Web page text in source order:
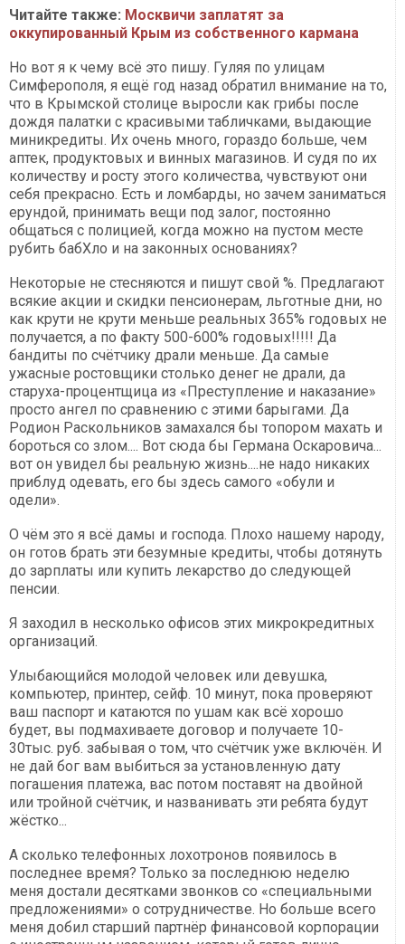
Читайте также: Москвичи заплатят за
оккупированный Крым из собственного кармана
Но вот я к чему всё это пишу. Гуляя по улицам
Симферополя, я ещё год назад обратил внимание на то,
что в Крымской столице выросли как грибы после
дождя палатки с красивыми табличками, выдающие
миникредиты. Их очень много, гораздо больше, чем
аптек, продуктовых и винных магазинов. И судя по их
количеству и росту этого количества, чувствуют они
себя прекрасно. Есть и ломбарды, но зачем заниматься
ерундой, принимать вещи под залог, постоянно
общаться с полицией, когда можно на пустом месте
рубить бабХло и на законных основаниях?
Некоторые не стесняются и пишут свой %. Предлагают
всякие акции и скидки пенсионерам, льготные дни, но
как крути не крути меньше реальных 365% годовых не
получается, а по факту 500-600% годовых!!!!! Да
бандиты по счётчику драли меньше. Да самые
ужасные ростовщики столько денег не драли, да
старуха-процентщица из «Преступление и наказание»
просто ангел по сравнению с этими барыгами. Да
Родион Раскольников замахался бы топором махать и
бороться со злом.... Вот сюда бы Германа Оскаровича...
вот он увидел бы реальную жизнь....не надо никаких
приблуд одевать, его бы здесь самого «обули и
одели».
О чём это я всё дамы и господа. Плохо нашему народу,
он готов брать эти безумные кредиты, чтобы дотянуть
до зарплаты или купить лекарство до следующей
пенсии.
Я заходил в несколько офисов этих микрокредитных
организаций.
Улыбающийся молодой человек или девушка,
компьютер, принтер, сейф. 10 минут, пока проверяют
ваш паспорт и катаются по ушам как всё хорошо
будет, вы подмахиваете договор и получаете 10-
30тыс. руб. забывая о том, что счётчик уже включён. И
не дай бог вам выбиться за установленную дату
погашения платежа, вас потом поставят на двойной
или тройной счётчик, и названивать эти ребята будут
жёстко...
А сколько телефонных лохотронов появилось в
последнее время? Только за последнюю неделю
меня достали десятками звонков со «специальными
предложениями» о сотрудничестве. Но больше всего
меня добил старший партнёр финансовой корпорации